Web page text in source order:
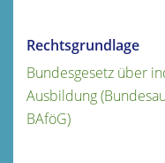
Rechtsgrundlage
Bundesgesetz über
Ausbildung
BAföG)